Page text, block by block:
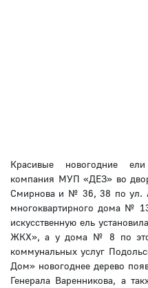
Красивые новогодние
компания МУП «ДЕЗ» во
Смирнова и № 36, 38 по ул.
многоквартирного дома №
искусственную ель
ЖКХ», а у дома № 8 по
коммунальных услуг
Дом» новогоднее дерево
Генерала Варенникова, а